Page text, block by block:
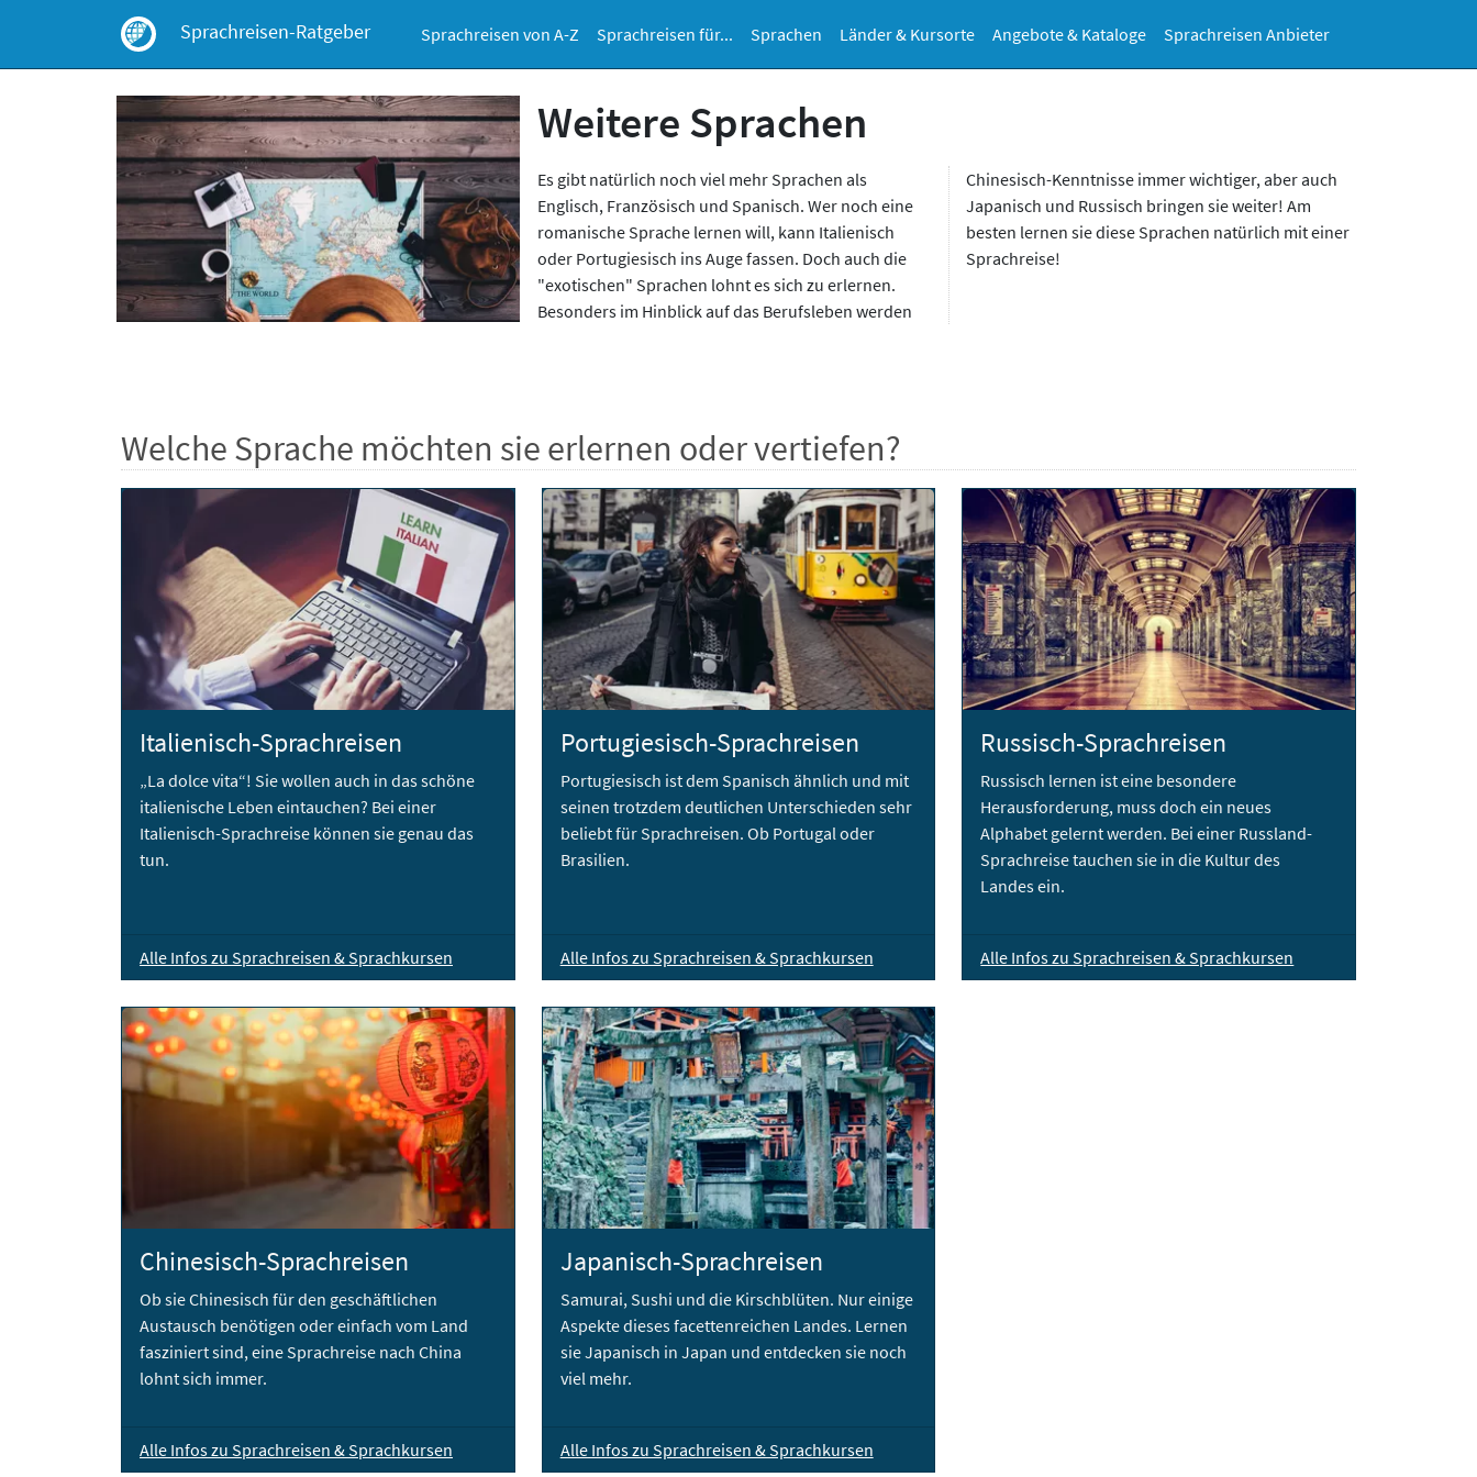
Sprachreisen von A-Z Sprachreisen für... Sprachen Länder & Kursorte Angebote & Kataloge Sprachreisen Anbieter
Weitere Sprachen
Es gibt natürlich noch viel mehr Sprachen als
Englisch, Französisch und Spanisch. Wer noch eine
romanische Sprache lernen will, kann Italienisch
oder Portugiesisch ins Auge fassen. Doch auch die
"exotischen" Sprachen lohnt es sich zu erlernen.
Besonders im Hinblick auf das Berufsleben werden
Chinesisch-Kenntnisse immer wichtiger, aber auch
Japanisch und Russisch bringen sie weiter! Am
besten lernen sie diese Sprachen natürlich mit einer
Sprachreise!
Welche Sprache möchten sie erlernen oder vertiefen?
Italienisch-Sprachreisen
„La dolce vita“! Sie wollen auch in das schöne
italienische Leben eintauchen? Bei einer
Italienisch-Sprachreise können sie genau das
tun.
Alle Infos zu Sprachreisen & Sprachkursen
Portugiesisch-Sprachreisen
Portugiesisch ist dem Spanisch ähnlich und mit
seinen trotzdem deutlichen Unterschieden sehr
beliebt für Sprachreisen. Ob Portugal oder
Brasilien.
Alle Infos zu Sprachreisen & Sprachkursen
Russisch-Sprachreisen
Russisch lernen ist eine besondere
Herausforderung, muss doch ein neues
Alphabet gelernt werden. Bei einer Russland-
Sprachreise tauchen sie in die Kultur des
Landes ein.
Alle Infos zu Sprachreisen & Sprachkursen
Chinesisch-Sprachreisen
Ob sie Chinesisch für den geschäftlichen
Austausch benötigen oder einfach vom Land
fasziniert sind, eine Sprachreise nach China
lohnt sich immer.
Alle Infos zu Sprachreisen & Sprachkursen
Japanisch-Sprachreisen
Samurai, Sushi und die Kirschblüten. Nur einige
Aspekte dieses facettenreichen Landes. Lernen
sie Japanisch in Japan und entdecken sie noch
viel mehr.
Alle Infos zu Sprachreisen & Sprachkursen